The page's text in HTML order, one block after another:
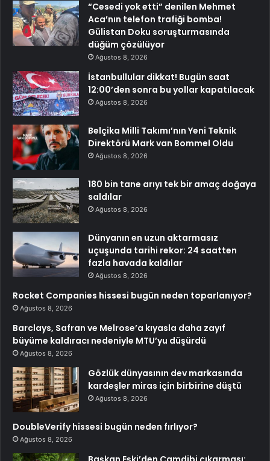
“Cesedi yok etti” denilen Mehmet
Aca’nın telefon trafiği bomba!
Gülistan Doku soruşturmasında
düğüm çözülüyor
Ağustos 8, 2026
İstanbullular dikkat! Bugün saat
12:00’den sonra bu yollar kapatılacak
Ağustos 8, 2026
Belçika Milli Takımı’nın Yeni Teknik
Direktörü Mark van Bommel Oldu
Ağustos 8, 2026
180 bin tane arıyı tek bir amaç doğaya
saldılar
Ağustos 8, 2026
Dünyanın en uzun aktarmasız
uçuşunda tarihi rekor: 24 saatten
fazla havada kaldılar
Ağustos 8, 2026
Rocket Companies hissesi bugün neden toparlanıyor?
Ağustos 8, 2026
Barclays, Safran ve Melrose’a kıyasla daha zayıf
büyüme kaldıracı nedeniyle MTU’yu düşürdü
Ağustos 8, 2026
Gözlük dünyasının dev markasında
kardeşler miras için birbirine düştü
Ağustos 8, 2026
DoubleVerify hissesi bugün neden fırlıyor?
Ağustos 8, 2026